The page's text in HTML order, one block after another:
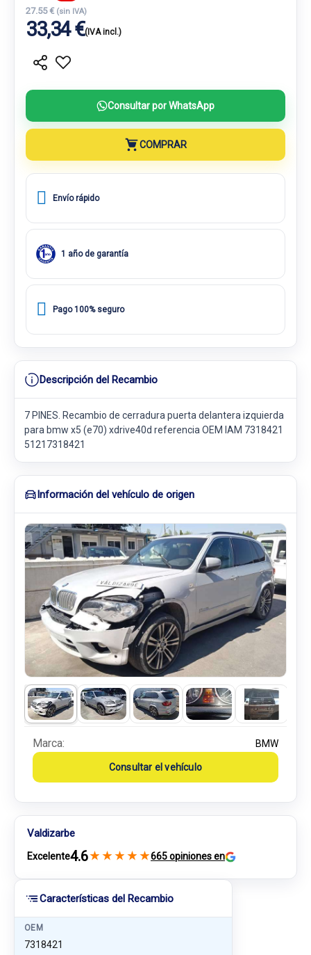
Características del Recambio
OEM
7318421
27.55 € (sin IVA)
33,34 €(IVA incl.)
Consultar por WhatsApp
COMPRAR
Envío rápido
1 año de garantía
Pago 100% seguro
Descripción del Recambio
7 PINES. Recambio de cerradura puerta delantera izquierda
para bmw x5 (e70) xdrive40d referencia OEM IAM 7318421
51217318421
Información del vehículo de origen
Marca: BMW
Consultar el vehículo
Valdizarbe
Excelente4.6★ ★ ★ ★ ★665 opiniones en